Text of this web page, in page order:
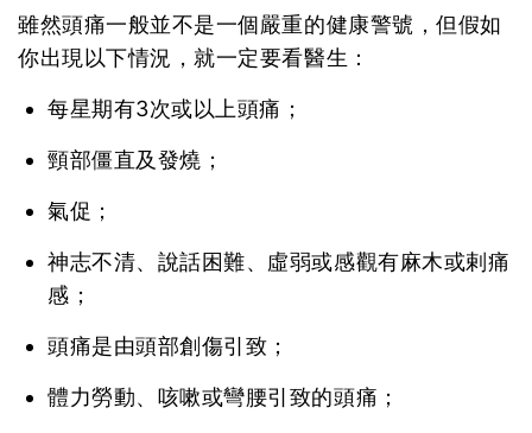
雖然頭痛一般並不是一個嚴重的健康警號，但假如
你出現以下情況，就一定要看醫生：
每星期有3次或以上頭痛；
頸部僵直及發燒；
氣促；
神志不清、說話困難、虛弱或感觀有麻木或剌痛
感；
頭痛是由頭部創傷引致；
體力勞動、咳嗽或彎腰引致的頭痛；